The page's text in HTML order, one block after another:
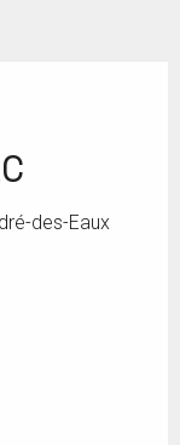
des-Eaux